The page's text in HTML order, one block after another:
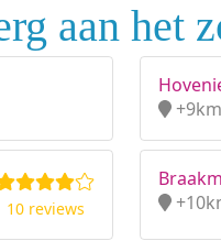
aan het
10 reviews